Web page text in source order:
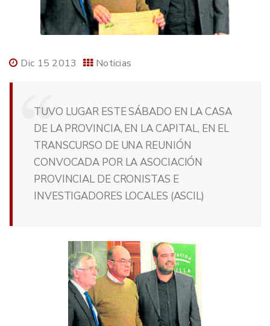
Dic 15 2013 Noticias
TUVO LUGAR ESTE SÁBADO EN LA CASA
DE LA PROVINCIA, EN LA CAPITAL, EN EL
TRANSCURSO DE UNA REUNIÓN
CONVOCADA POR LA ASOCIACIÓN
PROVINCIAL DE CRONISTAS E
INVESTIGADORES LOCALES (ASCIL)